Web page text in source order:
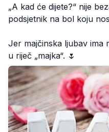
„A kad će dijete?“ nije
podsjetnik na bol koju
Jer majčinska ljubav ima
u riječ „majka“. 🌷